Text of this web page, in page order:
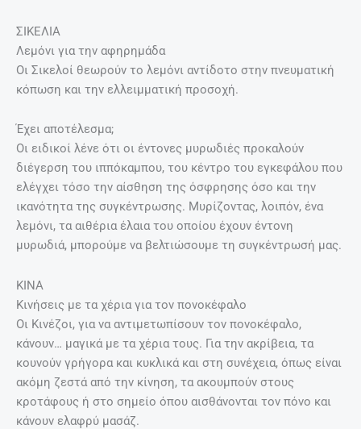
ΣΙΚΕΛΙΑ
Λεμόνι για την αφηρημάδα
Οι Σικελοί θεωρούν το λεμόνι αντίδοτο στην πνευματική
κόπωση και την ελλειμματική προσοχή.
Έχει αποτέλεσμα;
Οι ειδικοί λένε ότι οι έντονες μυρωδιές προκαλούν
διέγερση του ιππόκαμπου, του κέντρο του εγκεφάλου που
ελέγχει τόσο την αίσθηση της όσφρησης όσο και την
ικανότητα της συγκέντρωσης. Μυρίζοντας, λοιπόν, ένα
λεμόνι, τα αιθέρια έλαια του οποίου έχουν έντονη
μυρωδιά, μπορούμε να βελτιώσουμε τη συγκέντρωσή μας.
ΚΙΝΑ
Κινήσεις με τα χέρια για τον πονοκέφαλο
Οι Κινέζοι, για να αντιμετωπίσουν τον πονοκέφαλο,
κάνουν… μαγικά με τα χέρια τους. Για την ακρίβεια, τα
κουνούν γρήγορα και κυκλικά και στη συνέχεια, όπως είναι
ακόμη ζεστά από την κίνηση, τα ακουμπούν στους
κροτάφους ή στο σημείο όπου αισθάνονται τον πόνο και
κάνουν ελαφρύ μασάζ.